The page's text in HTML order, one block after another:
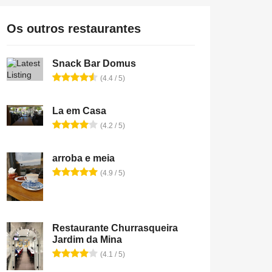
Os outros restaurantes
Snack Bar Domus
(4.4 / 5)
La em Casa
(4.2 / 5)
arroba e meia
(4.9 / 5)
Restaurante Churrasqueira
Jardim da Mina
(4.1 / 5)